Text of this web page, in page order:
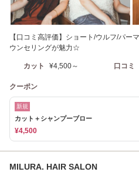
【口コミ高評価】ショート/ウルフ/パー
ウンセリングが魅力☆
カット ¥4,500～ 口コミ
クーポン
新規
カット＋シャンプーブロー
¥4,500
MILURA. HAIR SALON